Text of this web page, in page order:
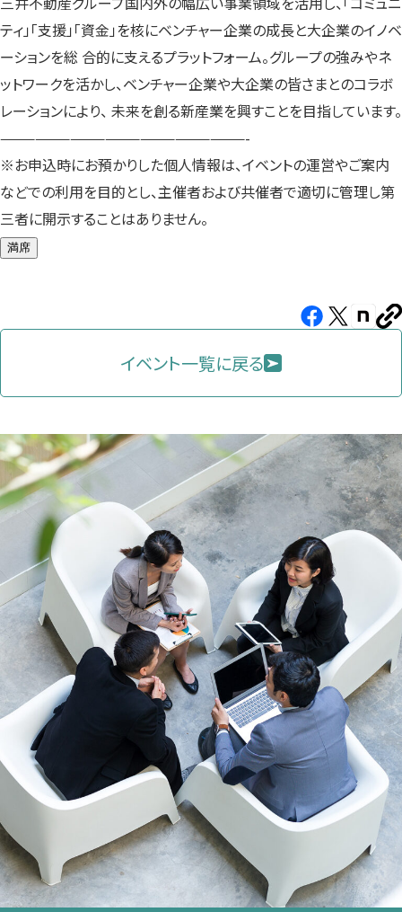
ティ」「支援」「資金」を核にベンチャー企業の成長と大企業のイノベ
ーションを総 合的に支えるプラットフォーム。グループの強みやネ
ットワークを活かし、ベンチャー企業や大企業の皆さまとのコラボ
レーションにより、 未来を創る新産業を興すことを目指しています。
—————————————————————-
※お申込時にお預かりした個人情報は、イベントの運営やご案内
などでの利用を目的とし、主催者および共催者で適切に管理し第
三者に開示することはありません。
満席
Facebook（新
で
ま
す）
X（新
で
開
き
す）
note（新
で
開
き
ま
す）
イベント一覧に戻る